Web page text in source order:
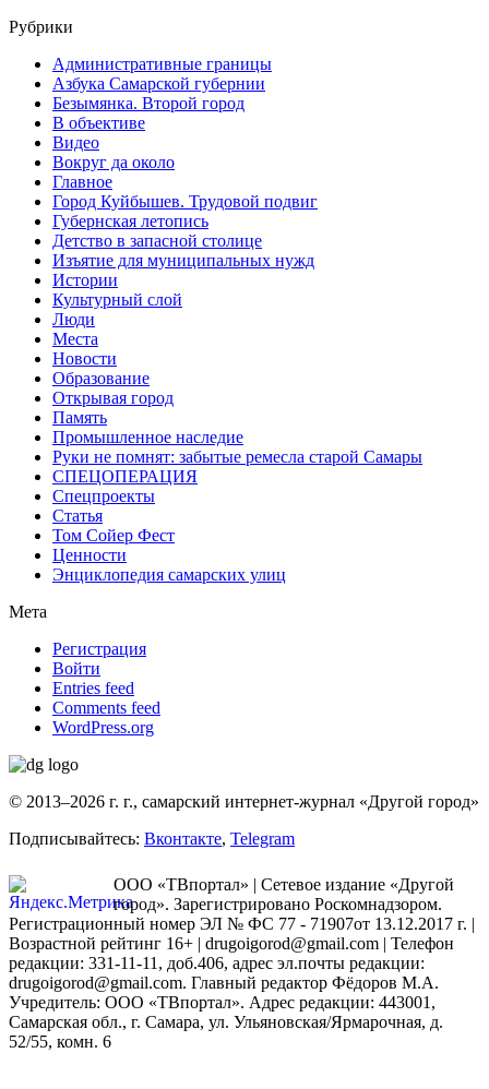
Рубрики
Административные границы
Азбука Самарской губернии
Безымянка. Второй город
В объективе
Видео
Вокруг да около
Главное
Город Куйбышев. Трудовой подвиг
Губернская летопись
Детство в запасной столице
Изъятие для муниципальных нужд
Истории
Культурный слой
Люди
Места
Новости
Образование
Открывая город
Память
Промышленное наследие
Руки не помнят: забытые ремесла старой Самары
СПЕЦОПЕРАЦИЯ
Спецпроекты
Статья
Том Сойер Фест
Ценности
Энциклопедия самарских улиц
Мета
Регистрация
Войти
Entries feed
Comments feed
WordPress.org
© 2013–2026 г. г., самарский интернет-журнал «Другой город»
Подписывайтесь: Вконтакте, Telegram
ООО «ТВпортал» | Сетевое издание «Другой
город». Зарегистрировано Роскомнадзором.
Регистрационный номер ЭЛ № ФС 77 - 71907от 13.12.2017 г. |
Возрастной рейтинг 16+ | drugoigorod@gmail.com | Телефон
редакции: 331-11-11, доб.406, адрес эл.почты редакции:
drugoigorod@gmail.com. Главный редактор Фёдоров М.А.
Учредитель: ООО «ТВпортал». Адрес редакции: 443001,
Самарская обл., г. Самара, ул. Ульяновская/Ярмарочная, д.
52/55, комн. 6